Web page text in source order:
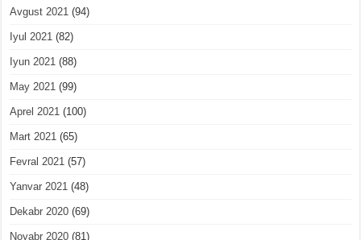
Avgust 2021 (94)
Iyul 2021 (82)
Iyun 2021 (88)
May 2021 (99)
Aprel 2021 (100)
Mart 2021 (65)
Fevral 2021 (57)
Yanvar 2021 (48)
Dekabr 2020 (69)
Noyabr 2020 (81)